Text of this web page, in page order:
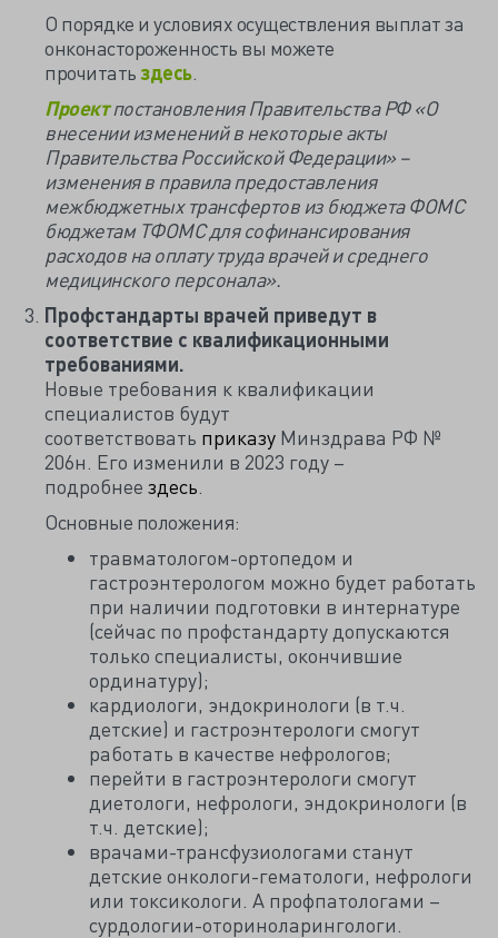
О порядке и условиях осуществления выплат за
онконастороженность вы можете
прочитатьздесь.
Проектпостановления Правительства РФ «О
внесении изменений в некоторые акты
Правительства Российской Федерации» –
изменения в правила предоставления
межбюджетных трансфертов из бюджета ФОМС
бюджетам ТФОМС для софинансирования
расходов ‎на оплату труда врачей и среднего
медицинского персонала».
Профстандарты врачей приведут в
соответствие с квалификационными
требованиями.
Новые требования к квалификации
специалистов будут
соответствовать приказу Минздрава РФ №
206н. Его изменили в 2023 году –
подробнее здесь
Основные положения:
травматологом-ортопедом и
гастроэнтерологом можно будет работать
при наличии подготовки в интернатуре
(сейчас по профстандарту допускаются
только специалисты, окончившие
ординатуру);
кардиологи, эндокринологи (в т.ч.
детские) и гастроэнтерологи смогут
работать в качестве нефрологов;
перейти в гастроэнтерологи смогут
диетологи, нефрологи, эндокринологи (в
т.ч. детские);
врачами-трансфузиологами станут
детские онкологи-гематологи, нефрологи
или токсикологи. А профпатологами –
сурдологии-оториноларингологи.